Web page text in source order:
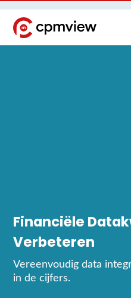
Financiële
Verbeteren
Vereenvoudig data
in de cijfers.